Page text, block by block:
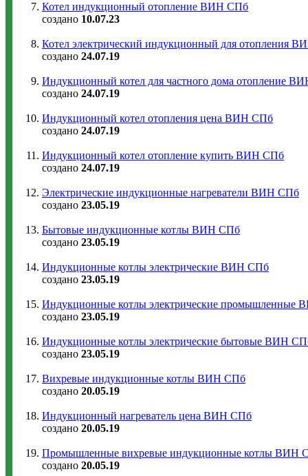
Котел индукционный отопление ВИН СПб
создано 10.07.23
Котел электрический индукционный для отопления
создано 24.07.19
Индукционный котел для частного дома отопление
создано 24.07.19
Индукционный котел отопления цена ВИН СПб
создано 24.07.19
Индукционный котел отопление купить ВИН СПб
создано 24.07.19
Электрические индукционные нагреватели ВИН СПб
создано 23.05.19
Бытовые индукционные котлы ВИН СПб
создано 23.05.19
Индукционные котлы электрические ВИН СПб
создано 23.05.19
Индукционные котлы электрические промышленные
создано 23.05.19
Индукционные котлы электрические бытовые ВИН
создано 23.05.19
Вихревые индукционные котлы ВИН СПб
создано 20.05.19
Индукционный нагреватель цена ВИН СПб
создано 20.05.19
Промышленные вихревые индукционные котлы ВИН
создано 20.05.19